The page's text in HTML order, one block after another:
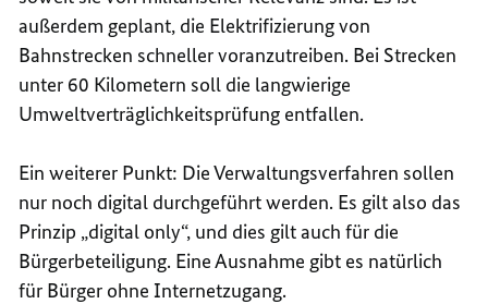
außerdem geplant, die Elektrifizierung von
Bahnstrecken schneller voranzutreiben. Bei Strecken
unter 60 Kilometern soll die langwierige
Umweltverträglichkeitsprüfung entfallen.
Ein weiterer Punkt: Die Verwaltungsverfahren sollen
nur noch digital durchgeführt werden. Es gilt also das
Prinzip „digital only“, und dies gilt auch für die
Bürgerbeteiligung. Eine Ausnahme gibt es natürlich
für Bürger ohne Internetzugang.